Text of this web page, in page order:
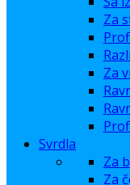
Za
Za
Svrdla
Za
Za